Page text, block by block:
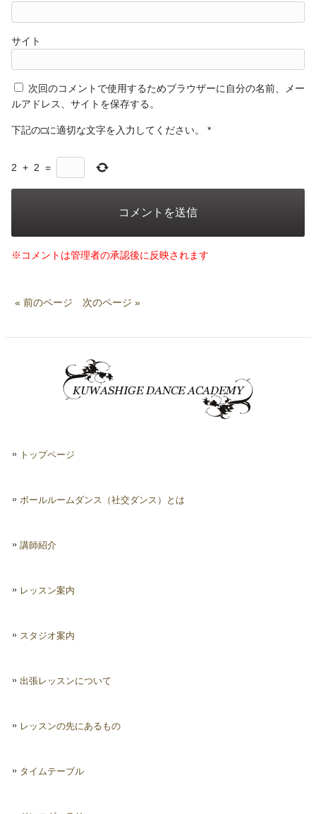
サイト
次回のコメントで使用するためブラウザーに自分の名前、メー
ルアドレス、サイトを保存する。
下記の□に適切な文字を入力してください。 *
2 + 2 =
※コメントは管理者の承認後に反映されます
« 前のページ 次のページ »
トップページ
ボールルームダンス（社交ダンス）とは
講師紹介
レッスン案内
スタジオ案内
出張レッスンについて
レッスンの先にあるもの
タイムテーブル